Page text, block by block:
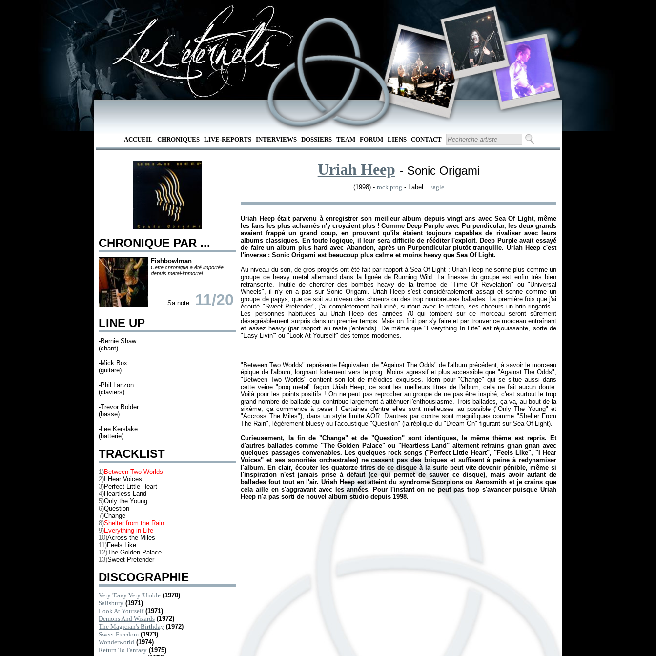
ACCUEIL CHRONIQUES LIVE-REPORTS INTERVIEWS DOSSIERS TEAM FORUM LIENS CONTACT
CHRONIQUE PAR ...
Fishbowlman
Cette chronique a été importée
depuis metal-immortel
Sa note : 11/20
LINE UP
-Bernie Shaw
(chant)
-Mick Box
(guitare)
-Phil Lanzon
(claviers)
-Trevor Bolder
(basse)
-Lee Kerslake
(batterie)
TRACKLIST
1)Between Two Worlds
2) I Hear Voices
3)Perfect Little Heart
4)Heartless Land
5)Only the Young
6)Question
7)Change
8)Shelter from the Rain
9)Everything in Life
10)Across the Miles
11)Feels Like
12)The Golden Palace
13)Sweet Pretender
DISCOGRAPHIE
Very 'Eavy Very 'Umble (1970)
Salisbury (1971)
Look At Yourself (1971)
Demons And Wizards (1972)
The Magician's Birthday (1972)
Sweet Freedom (1973)
Wonderworld (1974)
Return To Fantasy (1975)
Uriah Heep - Sonic Origami
(1998) - rock prog - Label : Eagle
Uriah Heep était parvenu à enregistrer son meilleur album depuis vingt ans avec Sea Of Light, même
les fans les plus acharnés n'y croyaient plus ! Comme Deep Purple avec Purpendicular, les deux grands
avaient frappé un grand coup, en prouvant qu'ils étaient toujours capables de rivaliser avec leurs
albums classiques. En toute logique, il leur sera difficile de rééditer l'exploit. Deep Purple avait essayé
de faire un album plus hard avec Abandon, après un Purpendicular plutôt tranquille. Uriah Heep c'est
l'inverse :Sonic Origami est beaucoup plus calme et moins heavy queSea Of Light.
Au niveau du son, de gros progrès ont été fait par rapport àSea Of Light : Uriah Heep ne sonne plus comme un
groupe de heavy metal allemand dans la lignée de Running Wild. La finesse du groupe est enfin très bien
retranscrite. Inutile de chercher des bombes heavy de la trempe de "Time Of Revelation" ou "Universal
Wheels", il n'y en a pas sur Sonic Origami. Uriah Heep s'est considérablement assagi et sonne comme un
groupe de papys, que ce soit au niveau des choeurs ou des trop nombreuses ballades. La première fois que j'ai
écouté "Sweet Pretender", j'ai complètement halluciné, surtout avec le refrain, ses choeurs un brin ringards...
Les personnes habituées au Uriah Heep des années 70 qui tombent sur ce morceau seront sûrement
désagréablement surpris dans un premier temps. Mais on finit par s'y faire et par trouver ce morceau entraînant
et assez heavy (par rapport au reste j'entends). De même que "Everything In Life" est réjouissante, sorte de
"Between Two Worlds" représente l'équivalent de "Against The Odds" de l'album précédent, à savoir le morceau
épique de l'album, lorgnant fortement vers le prog. Moins agressif et plus accessible que "Against The Odds",
"Between Two Worlds" contient son lot de mélodies exquises. Idem pour "Change" qui se situe aussi dans
cette veine "prog metal" façon Uriah Heep, ce sont les meilleurs titres de l'album, cela ne fait aucun doute.
Voilà pour les points positifs ! On ne peut pas reprocher au groupe de ne pas être inspiré, c'est surtout le trop
grand nombre de ballade qui contribue largement à atténuer l'enthousiasme. Trois ballades, ça va, au bout de la
sixème, ça commence à peser ! Certaines d'entre elles sont mielleuses au possible ("Only The Young" et
"Accross The Miles"), dans un style limite AOR. D'autres par contre sont magnifiques comme "Shelter From
The Rain", légèrement bluesy ou l'acoustique "Question" (la réplique du "Dream On" figurant surSea Of Light).
Curieusement, la fin de "Change" et de "Question" sont identiques, le même thème est repris. Et
d'autres ballades comme "The Golden Palace" ou "Heartless Land" alternent refrains gnan gnan avec
quelques passages convenables. Les quelques rock songs ("Perfect Little Heart", "Feels Like", "I Hear
Voices" et ses sonorités orchestrales) ne cassent pas des briques et suffisent à peine à redynamiser
l'album. En clair, écouter les quatorze titres de ce disque à la suite peut vite devenir pénible, même si
l'inspiration n'est jamais prise à défaut (ce qui permet de sauver ce disque), mais avoir autant de
ballades fout tout en l'air. Uriah Heep est atteint du syndrome Scorpions ou Aerosmith et je crains que
cela aille en s'aggravant avec les années. Pour l'instant on ne peut pas trop s'avancer puisque Uriah
Heep n'a pas sorti de nouvel album studio depuis 1998.